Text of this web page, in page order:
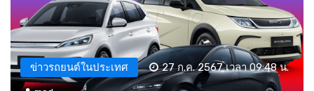
ข่าวรถยนต์ในประเทศ 27 ก.ค. 2567 เวลา 09:48 น.